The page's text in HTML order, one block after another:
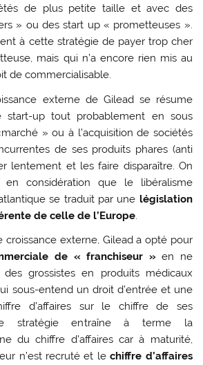
de plus petite taille et avec des
» ou des start up « prometteuses ».
à cette stratégie de payer trop cher
mais qui n’a encore rien mis au
de commercialisable.
externe de Gilead se résume
start-up tout probablement en sous
» ou à l’acquisition de sociétés
de ses produits phares (anti
lentement et les faire disparaître. On
en considération que le libéralisme
se traduit par une législation
de celle de l’Europe
croissance externe, Gilead a opté pour
de « franchiseur »en ne
grossistes en produits médicaux
sous-entend un droit d’entrée et une
d’affaires sur le chiffre de ses
stratégie entraîne à terme la
du chiffre d’affaires car à maturité,
n’est recruté et lechiffre d’affaires